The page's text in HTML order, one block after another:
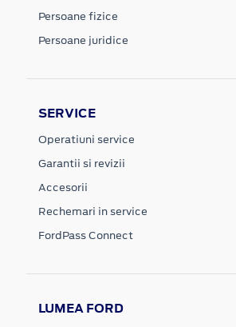
Persoane fizice
Persoane juridice
SERVICE
Operatiuni service
Garantii si revizii
Accesorii
Rechemari in service
FordPass Connect
LUMEA FORD